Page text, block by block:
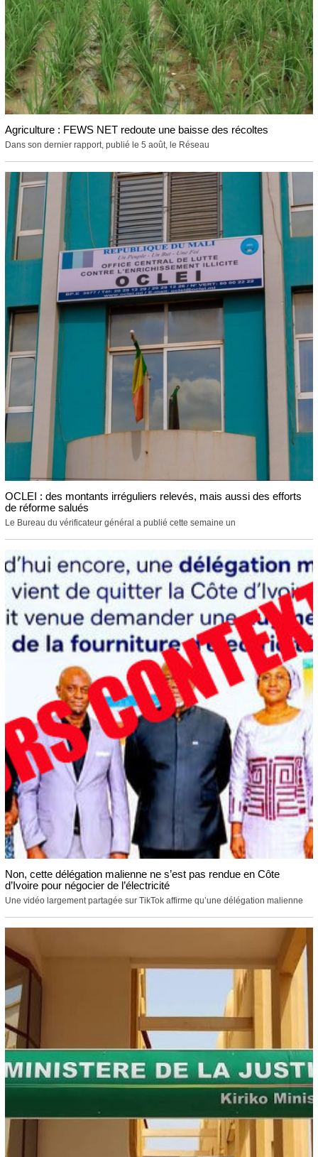
Agriculture : FEWS NET redoute une baisse des récoltes
Dans son dernier rapport, publié le 5 août, le Réseau
OCLEI : des montants irréguliers relevés, mais aussi des efforts
de réforme salués
Le Bureau du vérificateur général a publié cette semaine un
Non, cette délégation malienne ne s’est pas rendue en Côte
d’Ivoire pour négocier de l’électricité
Une vidéo largement partagée sur TikTok affirme qu’une délégation malienne